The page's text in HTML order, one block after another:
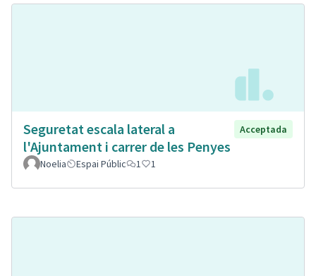
Seguretat escala lateral a
l'Ajuntament i carrer de les Penyes
Acceptada
Noelia Espai Públic 1 1